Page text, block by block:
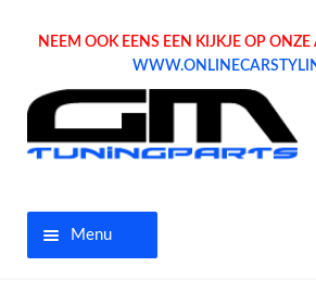
NEEM OOK EENS EEN KIJKJE OP
Menu